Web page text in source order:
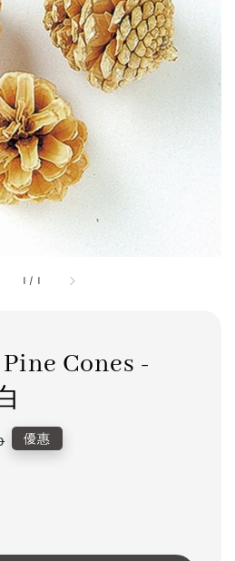
1 / 1
Cones -
優惠